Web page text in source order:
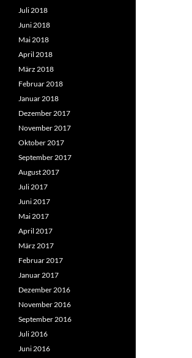
Juli 2018
Juni 2018
Mai 2018
April 2018
März 2018
Februar 2018
Januar 2018
Dezember 2017
November 2017
Oktober 2017
September 2017
August 2017
Juli 2017
Juni 2017
Mai 2017
April 2017
März 2017
Februar 2017
Januar 2017
Dezember 2016
November 2016
September 2016
Juli 2016
Juni 2016